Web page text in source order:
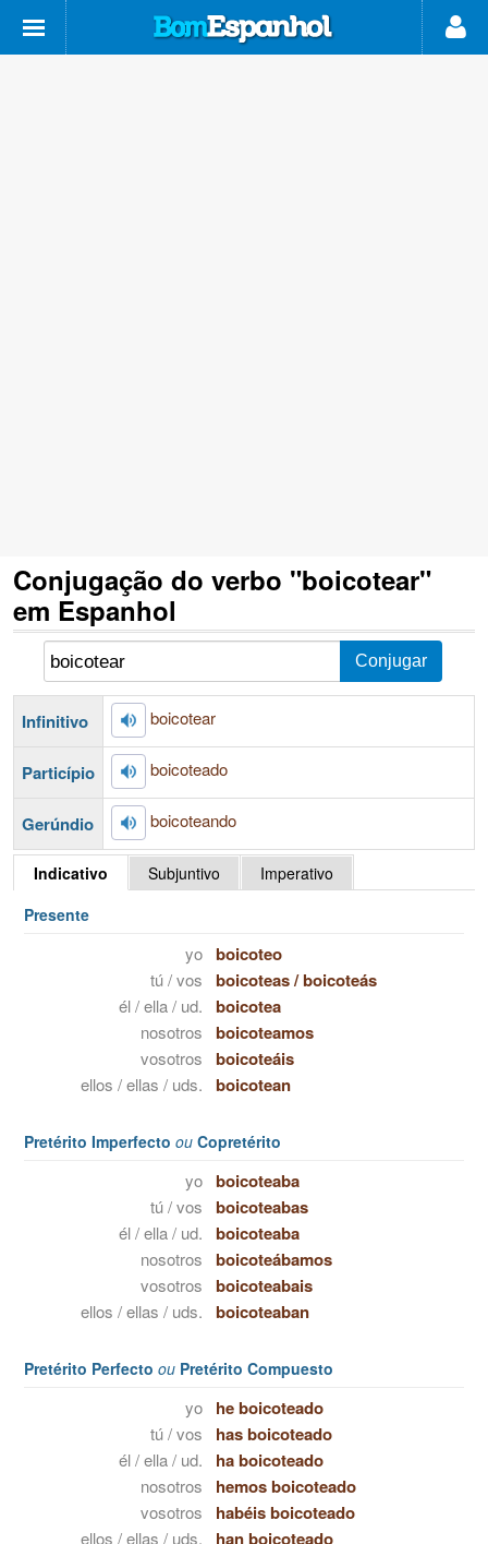
Conjugação do verbo "boicotear"
em Espanhol
Infinitivo boicotear
Particípio boicoteado
Gerúndio boicoteando
Indicativo Subjuntivo
Imperativo
Presente
yo boicoteo
tú / vos boicoteas/boicoteás
él / ella / ud. boicotea
nosotros boicoteamos
vosotros boicoteáis
ellos / ellas / uds. boicotean
Pretérito Imperfecto ou Copretérito
yo boicoteaba
tú / vos boicoteabas
él / ella / ud. boicoteaba
nosotros boicoteábamos
vosotros boicoteabais
ellos / ellas / uds. boicoteaban
Pretérito Perfecto ou Pretérito Compuesto
yo he boicoteado
tú / vos has boicoteado
él / ella / ud. ha boicoteado
nosotros hemos boicoteado
vosotros habéis boicoteado
ellos / ellas / uds. han boicoteado